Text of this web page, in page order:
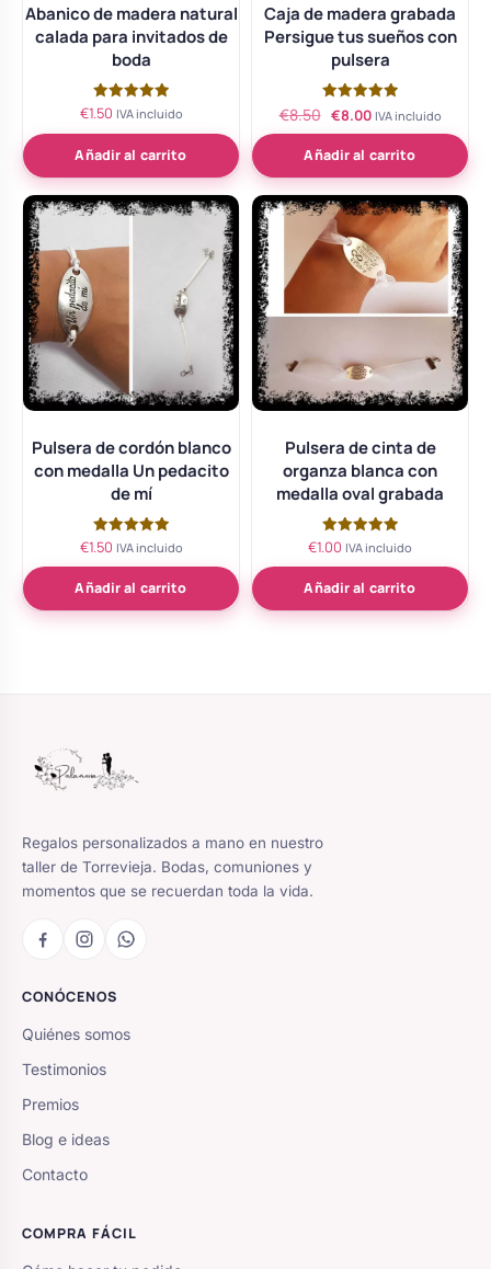
Abanico de madera natural
calada para invitados de
boda
Valorado
5.00
de 5
€1.50 IVA incluido
Añadir al carrito
Caja de madera grabada
Persigue tus sueños con
pulsera
Valorado
con
5.00
de 5
€8.50 El
precio
original
era:
€8.50.
€8.00El
precio
actual
es:
€8.00.
IVA incluido
Añadir al carrito
Pulsera de cordón blanco
con medalla Un pedacito
de mí
Valorado
5.00
de 5
€1.50 IVA incluido
Añadir al carrito
Pulsera de cinta de
organza blanca con
medalla oval grabada
Valorado
5.00
de 5
€1.00 IVA incluido
Añadir al carrito
Regalos personalizados a mano en nuestro
taller de Torrevieja. Bodas, comuniones y
momentos que se recuerdan toda la vida.
CONÓCENOS
Quiénes somos
Testimonios
Premios
Blog e ideas
Contacto
COMPRA FÁCIL